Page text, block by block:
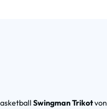
Swingman Trikotvon